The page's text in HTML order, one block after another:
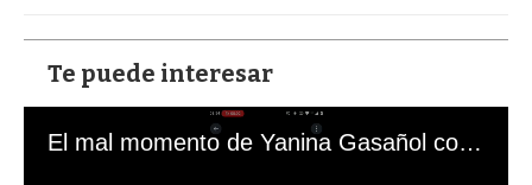
Te puede interesar
El mal momento de Yanina Gasañol con un hincha argentino en "Subrayado"